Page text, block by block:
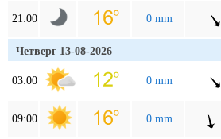
21:00 0 mm
Четверг 13-08-2026
03:00 0 mm
09:00 0 mm